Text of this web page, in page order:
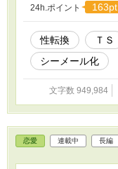
24h.ポイント 163pt
性転換 ＴＳ
シーメール化
文字数 949,984
恋愛 連載中 長編